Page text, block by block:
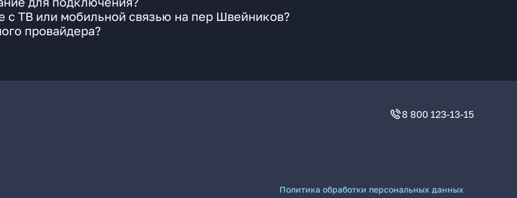
с ТВ или мобильной связью на пер Швейников?
провайдера?
8 800 123-13-15
Политика обработки персональных данных